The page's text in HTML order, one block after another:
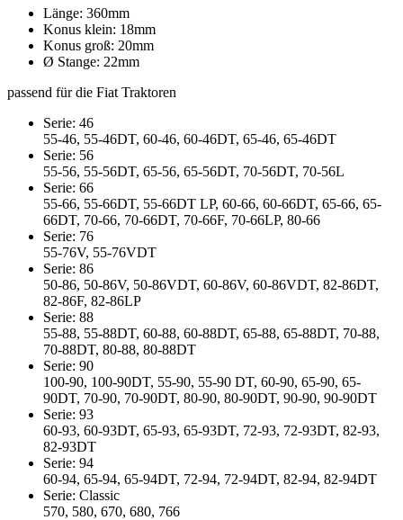
Länge: 360mm
Konus klein: 18mm
Konus groß: 20mm
Ø Stange: 22mm
passend für die Fiat Traktoren
Serie: 46
55-46, 55-46DT, 60-46, 60-46DT, 65-46, 65-46DT
Serie: 56
55-56, 55-56DT, 65-56, 65-56DT, 70-56DT, 70-56L
Serie: 66
55-66, 55-66DT, 55-66DT LP, 60-66, 60-66DT, 65-66, 65-
66DT, 70-66, 70-66DT, 70-66F, 70-66LP, 80-66
Serie: 76
55-76V, 55-76VDT
Serie: 86
50-86, 50-86V, 50-86VDT, 60-86V, 60-86VDT, 82-86DT,
82-86F, 82-86LP
Serie: 88
55-88, 55-88DT, 60-88, 60-88DT, 65-88, 65-88DT, 70-88,
70-88DT, 80-88, 80-88DT
Serie: 90
100-90, 100-90DT, 55-90, 55-90 DT, 60-90, 65-90, 65-
90DT, 70-90, 70-90DT, 80-90, 80-90DT, 90-90, 90-90DT
Serie: 93
60-93, 60-93DT, 65-93, 65-93DT, 72-93, 72-93DT, 82-93,
82-93DT
Serie: 94
60-94, 65-94, 65-94DT, 72-94, 72-94DT, 82-94, 82-94DT
Serie: Classic
570, 580, 670, 680, 766